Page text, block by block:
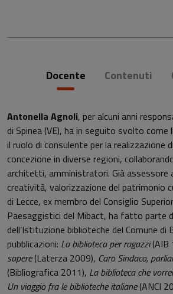
Docente Contenuti
Antonella Agnoli, per alcuni anni
di Spinea (VE), ha in seguito svolto
il ruolo di consulente per la realizzazione
concezione in diverse regioni,
architetti, amministratori. Già assessore
creatività, valorizzazione del patrimonio
di Lecce, ex membro del Consiglio
Paesaggistici del Mibact, ha fatto parte
dell’Istituzione biblioteche del Comune di
pubblicazioni: La biblioteca per ragazzi(AIB
sapere(Laterza 2009), Caro Sindaco,
(Bibliografica 2011), La biblioteca che
Un viaggio fra le biblioteche italiane(ANCI